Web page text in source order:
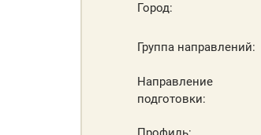
Город:
Группа направлений:
Направление
подготовки: